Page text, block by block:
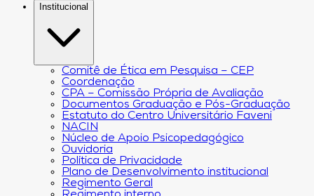
Institucional
Comitê de Ética em Pesquisa – CEP
Coordenação
CPA – Comissão Própria de Avaliação
Documentos Graduação e Pós-Graduação
Estatuto do Centro Universitário Faveni
NACIN
Núcleo de Apoio Psicopedagógico
Ouvidoria
Política de Privacidade
Plano de Desenvolvimento institucional
Regimento Geral